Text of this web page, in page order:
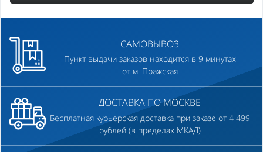
САМОВЫВОЗ
Пункт выдачи заказов находится в 9 минутах
от м. Пражская
ДОСТАВКА ПО МОСКВЕ
Бесплатная курьерская доставка при заказе от 4 499
рублей (в пределах МКАД)